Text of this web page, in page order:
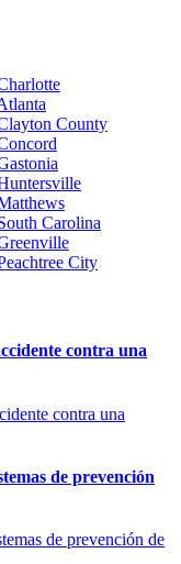
County
Carolina
City
contra una
de prevención